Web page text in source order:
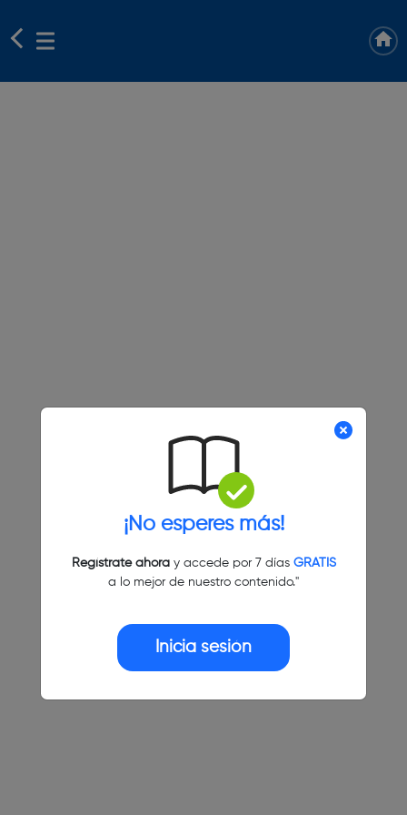
¡No esperes más!
Regístrate ahoray accede por 7 días GRATIS
a lo mejor de nuestro contenido."
Inicia sesión